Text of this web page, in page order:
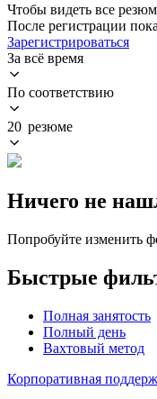
Чтобы видеть все
После регистрации
Зарегистрироваться
За всё время
По соответствию
20 резюме
Ничего не
Попробуйте изменить
Быстрые
Полная занятость
Полный день
Вахтовый метод
Корпоративная